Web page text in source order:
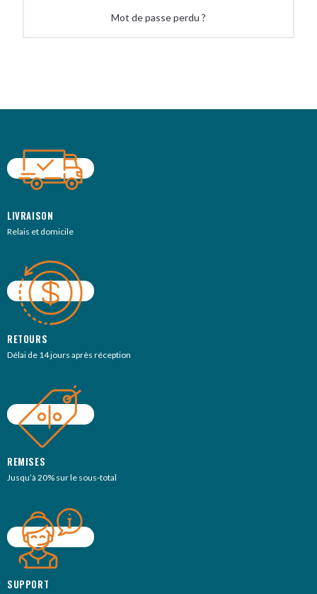
Mot de passe perdu ?
LIVRAISON
Relais et domicile
RETOURS
Délai de 14 jours après réception
REMISES
Jusqu’à 20% sur le sous-total
SUPPORT